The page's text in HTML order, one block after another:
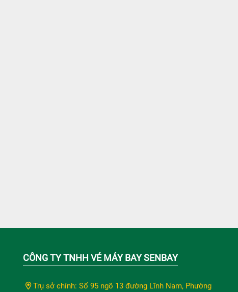
CÔNG TY TNHH VÉ MÁY BAY SENBAY
Trụ sở chính: Số 95 ngõ 13 đường Lĩnh Nam, Phường